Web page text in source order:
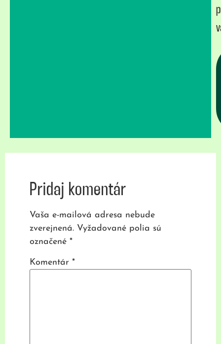
Pridaj komentár
Vaša e-mailová adresa nebude
zverejnená. Vyžadované polia sú
označené *
Komentár *